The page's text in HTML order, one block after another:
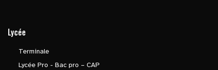
Lycée
Terminale
Lycée Pro - Bac pro – CAP